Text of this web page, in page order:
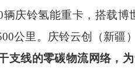
辆庆铃氢能重卡，搭载博
公里。庆铃云创（新疆
支线的零碳物流网络，为